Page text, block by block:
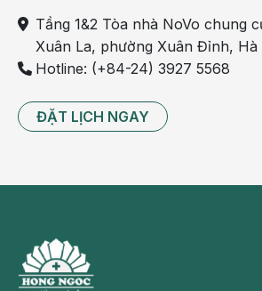
Tầng 1&2 Tòa nhà NoVo chung
Xuân La, phường Xuân Đỉnh, Hà
Hotline: (+84-24) 3927 5568
ĐẶT LỊCH NGAY